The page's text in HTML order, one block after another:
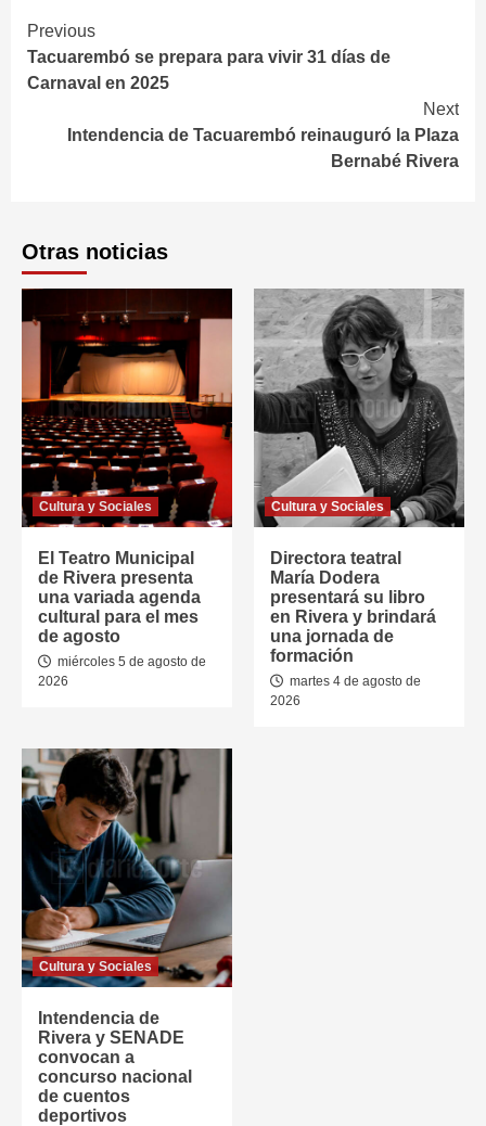
Continue
Reading
Previous
Tacuarembó se prepara para vivir 31 días de
Carnaval en 2025
Next
Intendencia de Tacuarembó reinauguró la Plaza
Bernabé Rivera
Otras noticias
Cultura y Sociales
El Teatro Municipal
de Rivera presenta
una variada agenda
cultural para el mes
de agosto
miércoles 5 de agosto de
2026
Cultura y Sociales
Directora teatral
María Dodera
presentará su libro
en Rivera y brindará
una jornada de
formación
martes 4 de agosto de
2026
Cultura y Sociales
Intendencia de
Rivera y SENADE
convocan a
concurso nacional
de cuentos
deportivos